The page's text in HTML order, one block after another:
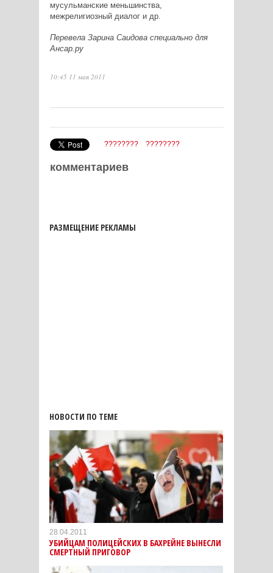
мусульманские меньшинства,
межрелигиозный диалог и др.
Перевела Зарина Саидова специально для
Ансар.ру
10:45 11 мая 2011
???????? ????????
комментариев
РАЗМЕЩЕНИЕ РЕКЛАМЫ
НОВОСТИ ПО ТЕМЕ
28.04.2011
УБИЙЦАМ ПОЛИЦЕЙСКИХ В БАХРЕЙНЕ ВЫНЕСЛИ
СМЕРТНЫЙ ПРИГОВОР